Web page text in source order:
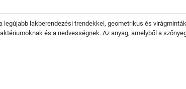
lakberendezési trendekkel, geometrikus és
és a nedvességnek. Az anyag, amelyből a